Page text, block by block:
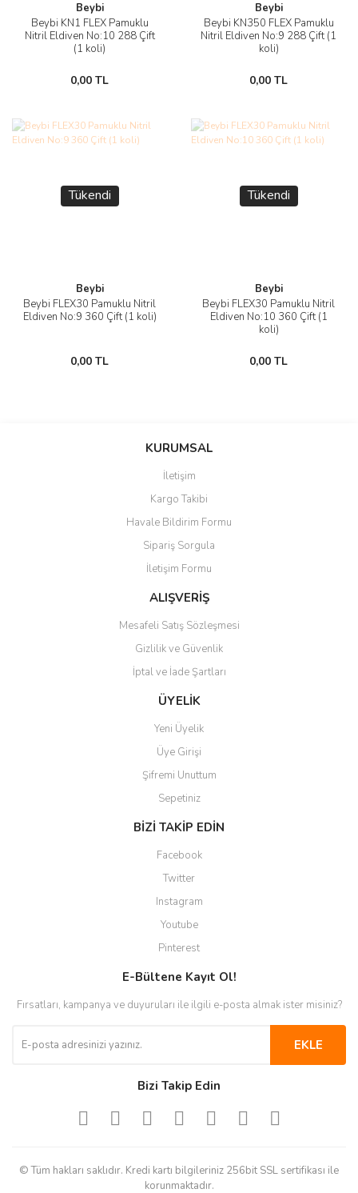
Beybi
Beybi KN1 FLEX Pamuklu
Nitril Eldiven No:10 288 Çift
(1 koli)
0,00 TL
Beybi
Beybi KN350 FLEX Pamuklu
Nitril Eldiven No:9 288 Çift (1
koli)
0,00 TL
Tükendi
Beybi
Beybi FLEX30 Pamuklu Nitril
Eldiven No:9 360 Çift (1 koli)
0,00 TL
Tükendi
Beybi
Beybi FLEX30 Pamuklu Nitril
Eldiven No:10 360 Çift (1
koli)
0,00 TL
KURUMSAL
İletişim
Kargo Takibi
Havale Bildirim Formu
Sipariş Sorgula
İletişim Formu
ALIŞVERİŞ
Mesafeli Satış Sözleşmesi
Gizlilik ve Güvenlik
İptal ve İade Şartları
ÜYELİK
Yeni Üyelik
Üye Girişi
Şifremi Unuttum
Sepetiniz
BİZİ TAKİP EDİN
Facebook
Twitter
Instagram
Youtube
Pinterest
E-Bültene Kayıt Ol!
Fırsatları, kampanya ve duyuruları ile ilgili e-posta almak ister misiniz?
EKLE
Bizi Takip Edin
© Tüm hakları saklıdır. Kredi kartı bilgileriniz 256bit SSL sertifikası ile
korunmaktadır.